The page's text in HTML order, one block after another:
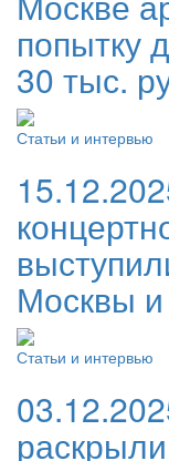
попытку
30 тыс.
Статьи и интервью
Москвы
Статьи и интервью